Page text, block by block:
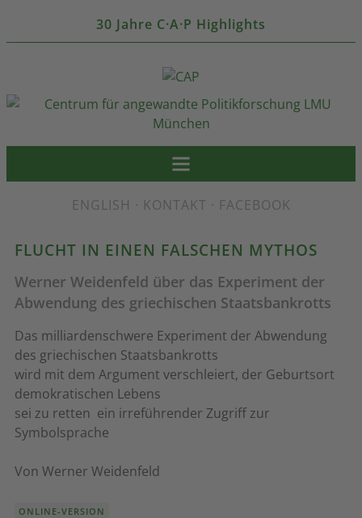
30 Jahre C·A·P Highlights
ENGLISH · KONTAKT · FACEBOOK
FLUCHT IN EINEN FALSCHEN MYTHOS
Werner Weidenfeld über das Experiment der
Abwendung des griechischen Staatsbankrotts
Das milliardenschwere Experiment der Abwendung
des griechischen Staatsbankrotts
wird mit dem Argument verschleiert, der Geburtsort
demokratischen Lebens
sei zu retten  ein irreführender Zugriff zur
Symbolsprache
Von Werner Weidenfeld
ONLINE-VERSION